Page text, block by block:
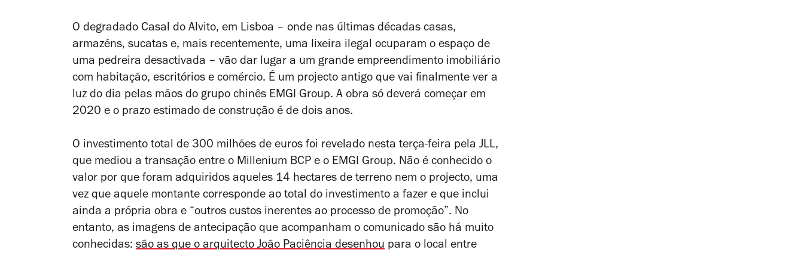
O degradado Casal do Alvito, em Lisboa – onde nas últimas décadas casas,
armazéns, sucatas e, mais recentemente, uma lixeira ilegal ocuparam o espaço de
uma pedreira desactivada – vão dar lugar a um grande empreendimento imobiliário
com habitação, escritórios e comércio. É um projecto antigo que vai finalmente ver a
luz do dia pelas mãos do grupo chinês EMGI Group. A obra só deverá começar em
2020 e o prazo estimado de construção é de dois anos.
O investimento total de 300 milhões de euros foi revelado nesta terça-feira pela JLL,
que mediou a transação entre o Millenium BCP e o EMGI Group. Não é conhecido o
valor por que foram adquiridos aqueles 14 hectares de terreno nem o projecto, uma
vez que aquele montante corresponde ao total do investimento a fazer e que inclui
ainda a própria obra e “outros custos inerentes ao processo de promoção”. No
entanto, as imagens de antecipação que acompanham o comunicado são há muito
conhecidas: são as que o arquitecto João Paciência desenhou para o local entre